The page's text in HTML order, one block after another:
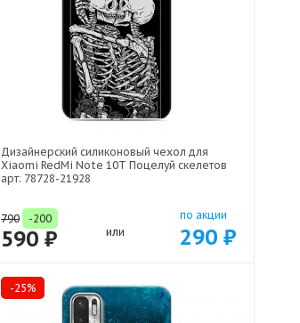
Дизайнерский силиконовый чехол для
Xiaomi RedMi Note 10T Поцелуй скелетов
арт: 78728-21928
790 -200
590 ₽ или
по акции
290 ₽
-25%